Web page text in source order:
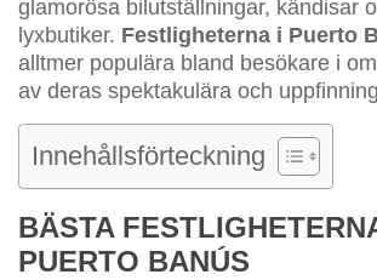
glamorösa bilutställningar, kändisar
lyxbutiker. Festligheterna i Puerto
alltmer populära bland besökare i
av deras spektakulära och
Innehållsförteckning
BÄSTA
PUERTO BANÚS